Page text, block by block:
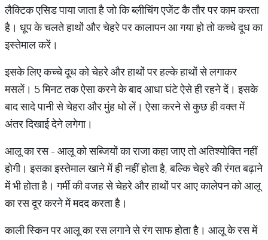
लैक्टिक एसिड पाया जाता है जो कि ब्लीचिंग एजेंट कै तौर पर काम करता
है। धूप के चलते हाथों और चेहरे पर कालापन आ गया हो तो कच्चे दूध का
इस्तेमाल करें।
इसके लिए कच्चे दूध को चेहरे और हाथों पर हल्के हाथों से लगाकर
मसलें। 5 मिनट तक ऐसा करने के बाद आधा घंटे ऐसे ही रहने दें। इसके
बाद सादे पानी से चेहरा और मुंह धो लें। ऐसा करने से कुछ ही वक्त में
अंतर दिखाई देने लगेगा।
आलू का रस - आलू को सब्जियों का राजा कहा जाए तो अतिश्योक्ति नहीं
होगी। इसका इस्तेमाल खाने में ही नहीं होता है, बल्कि चेहरे की रंगत बढ़ाने
में भी होता है। गर्मी की वजह से चेहरे और हाथों पर आए कालेपन को आलू
का रस दूर करने में मदद करता है।
काली स्किन पर आलू का रस लगाने से रंग साफ होता है। आलू के रस में